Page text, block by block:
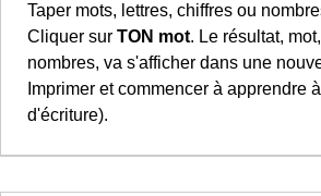
Taper mots, lettres, chiffres ou
Cliquer sur TON mot. Le résultat,
nombres, va s'afficher dans une
Imprimer et commencer à apprendre
d'écriture).